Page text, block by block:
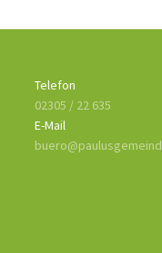
Telefon
02305 / 22 635
E-Mail